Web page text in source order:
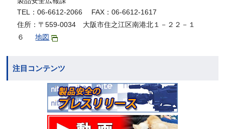
TEL：06-6612-2066 FAX：06-6612-1617
住所：〒559-0034 大阪市住之江区南港北１－２２－１
６
地図
注目コンテンツ